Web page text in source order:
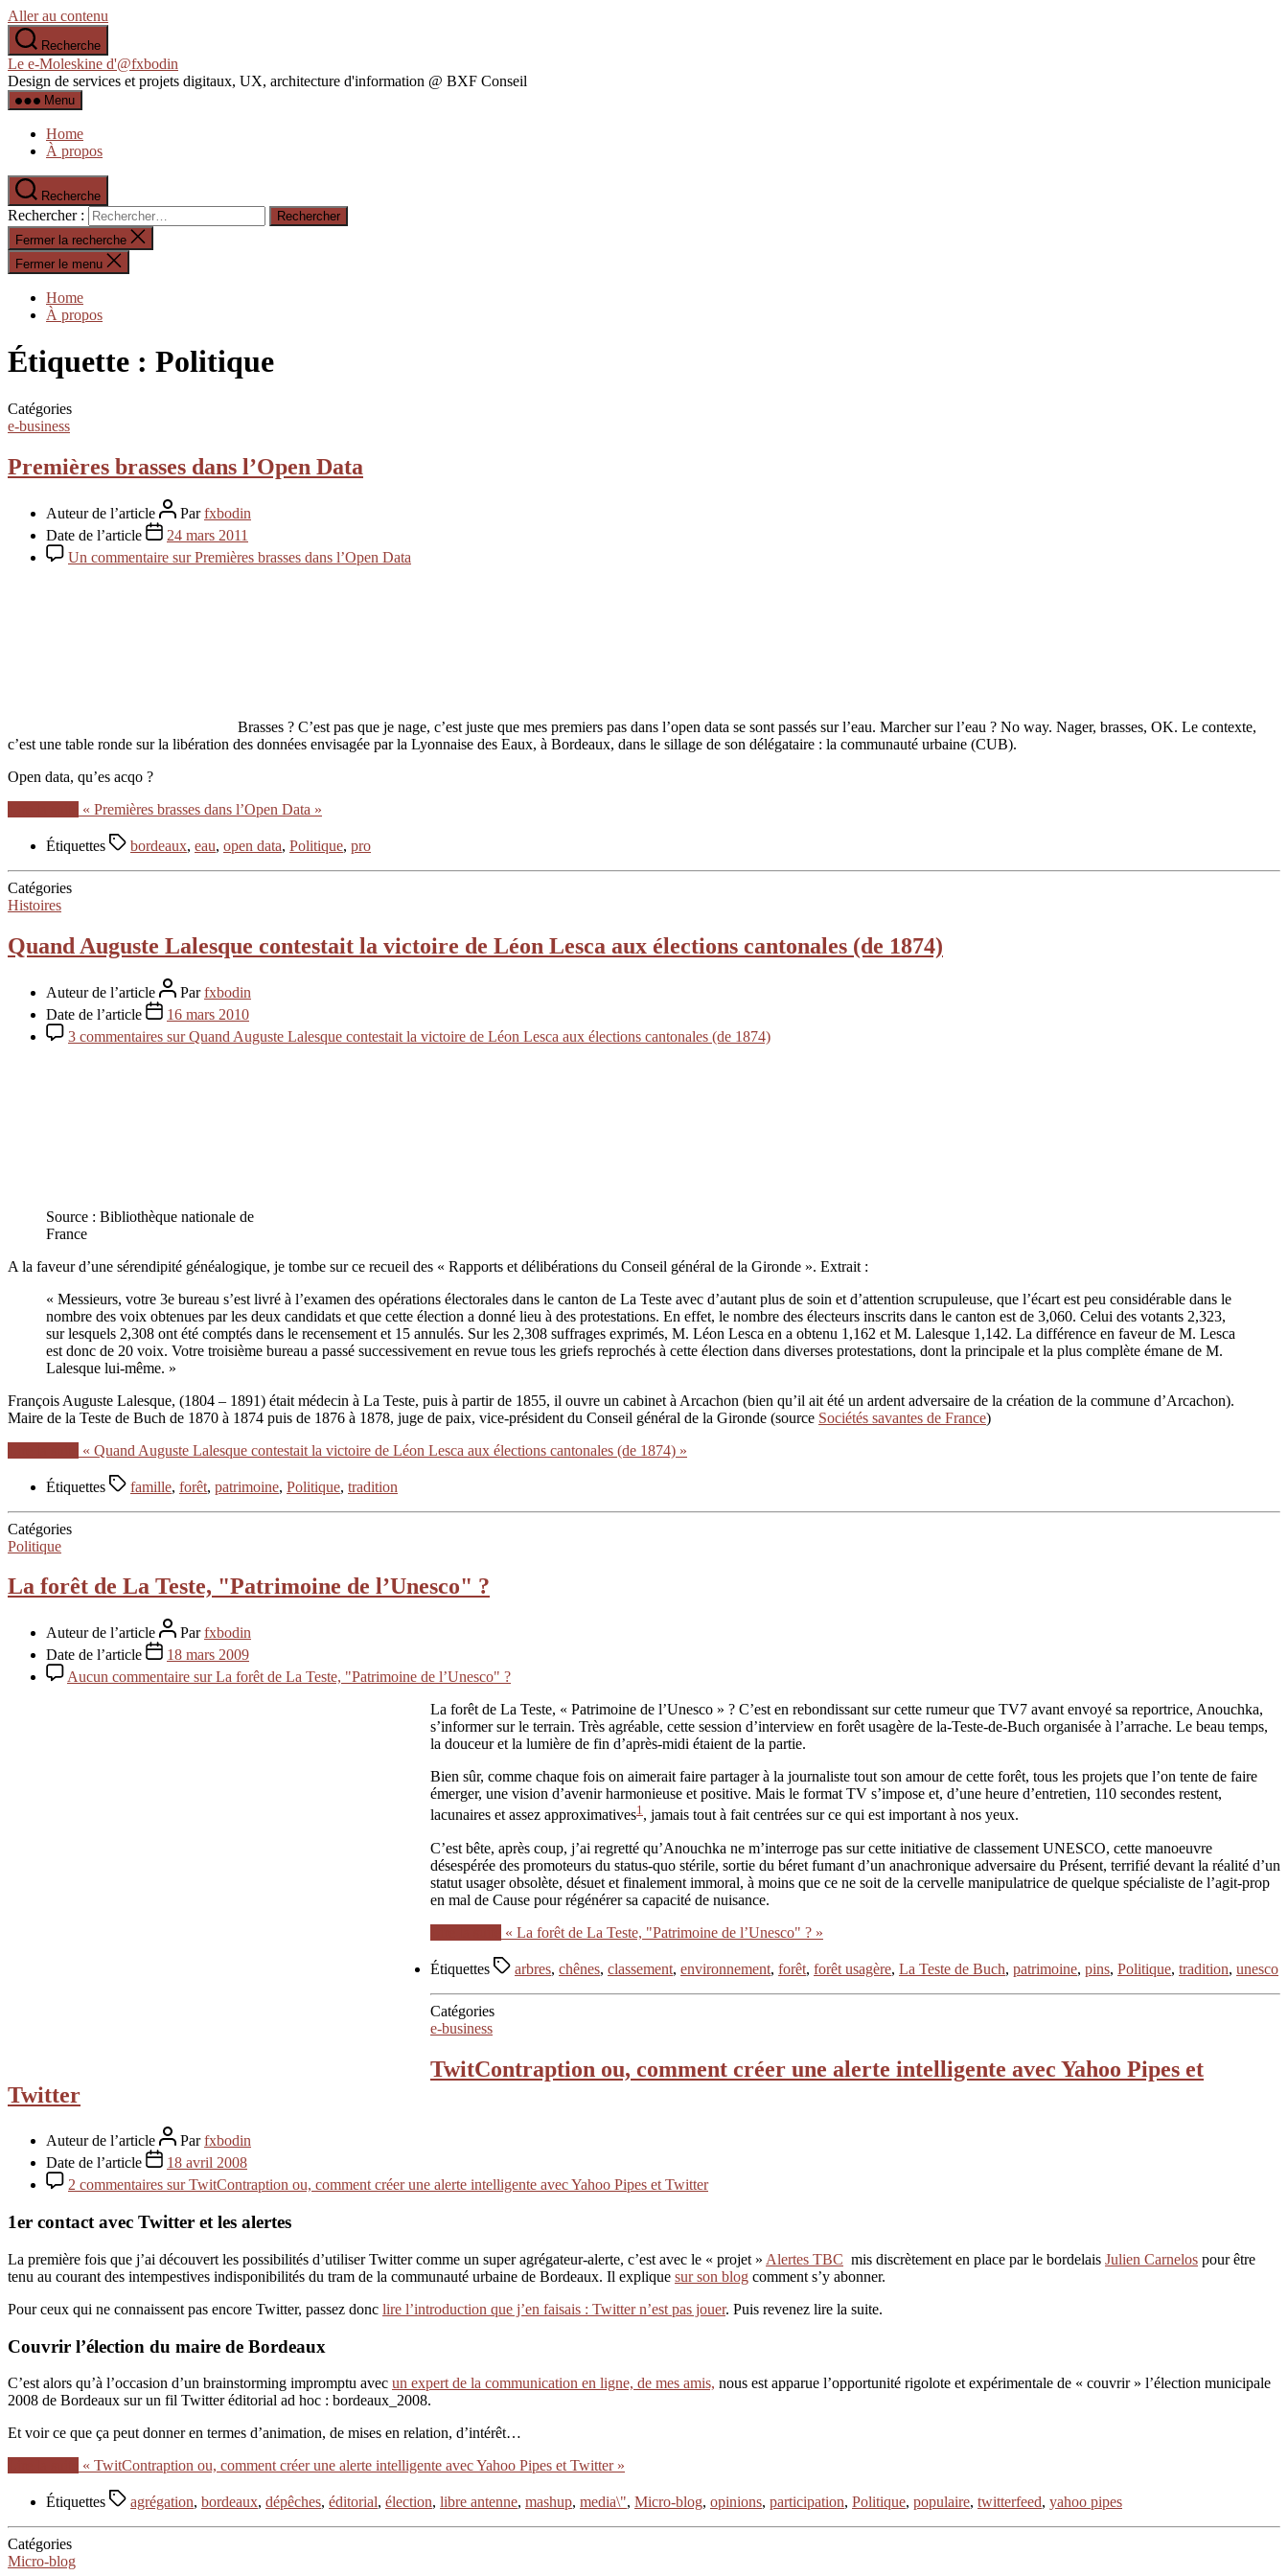
Aller au contenu
Recherche
Le e-Moleskine d'@fxbodin
Design de services et projets digitaux, UX, architecture d'information @ BXF Conseil
Menu
Home
À propos
Recherche
Rechercher :
Fermer la recherche
Fermer le menu
Home
À propos
Étiquette : Politique
Catégories
e-business
Premières brasses dans l’Open Data
Auteur de l’article Parfxbodin
Date de l’article
24 mars 2011
Un commentaire sur Premières brasses dans l’Open Data
Brasses ? C’est pas que je nage, c’est juste que mes premiers pas dans l’open data se sont passés sur l’eau. Marcher sur l’eau ? No way. Nager, brasses, OK. Le contexte,
c’est une table ronde sur la libération des données envisagée par la Lyonnaise des Eaux, à Bordeaux, dans le sillage de son délégataire : la communauté urbaine (CUB).
Open data, qu’es acqo ?
« Premières brasses dans l’Open Data »
Étiquettes bordeaux, eau, open data, Politique, pro
Catégories
Histoires
Quand Auguste Lalesque contestait la victoire de Léon Lesca aux élections cantonales (de 1874)
Auteur de l’article Parfxbodin
Date de l’article
16 mars 2010
3 commentaires sur Quand Auguste Lalesque contestait la victoire de Léon Lesca aux élections cantonales (de 1874)
Source : Bibliothèque nationale de
France
A la faveur d’une sérendipité généalogique, je tombe sur ce recueil des « Rapports et délibérations du Conseil général de la Gironde ». Extrait :
« Messieurs, votre 3e bureau s’est livré à l’examen des opérations électorales dans le canton de La Teste avec d’autant plus de soin et d’attention scrupuleuse, que l’écart est peu considérable dans le
nombre des voix obtenues par les deux candidats et que cette élection a donné lieu à des protestations. En effet, le nombre des électeurs inscrits dans le canton est de 3,060. Celui des votants 2,323,
sur lesquels 2,308 ont été comptés dans le recensement et 15 annulés. Sur les 2,308 suffrages exprimés, M. Léon Lesca en a obtenu 1,162 et M. Lalesque 1,142. La différence en faveur de M. Lesca
est donc de 20 voix. Votre troisième bureau a passé successivement en revue tous les griefs reprochés à cette élection dans diverses protestations, dont la principale et la plus complète émane de M.
Lalesque lui-même. »
François Auguste Lalesque, (1804 – 1891) était médecin à La Teste, puis à partir de 1855, il ouvre un cabinet à Arcachon (bien qu’il ait été un ardent adversaire de la création de la commune d’Arcachon).
Maire de la Teste de Buch de 1870 à 1874 puis de 1876 à 1878, juge de paix, vice-président du Conseil général de la Gironde (source Sociétés savantes de France)
« Quand Auguste Lalesque contestait la victoire de Léon Lesca aux élections cantonales (de 1874) »
Étiquettes famille, forêt, patrimoine, Politique, tradition
Catégories
Politique
La forêt de La Teste, "Patrimoine de l’Unesco" ?
Auteur de l’article Parfxbodin
Date de l’article
18 mars 2009
Aucun commentaire sur La forêt de La Teste, "Patrimoine de l’Unesco" ?
La forêt de La Teste, « Patrimoine de l’Unesco » ? C’est en rebondissant sur cette rumeur que TV7 avant envoyé sa reportrice, Anouchka,
s’informer sur le terrain. Très agréable, cette session d’interview en forêt usagère de la-Teste-de-Buch organisée à l’arrache. Le beau temps,
la douceur et la lumière de fin d’après-midi étaient de la partie.
Bien sûr, comme chaque fois on aimerait faire partager à la journaliste tout son amour de cette forêt, tous les projets que l’on tente de faire
émerger, une vision d’avenir harmonieuse et positive. Mais le format TV s’impose et, d’une heure d’entretien, 110 secondes restent,
lacunaires et assez approximatives1, jamais tout à fait centrées sur ce qui est important à nos yeux.
C’est bête, après coup, j’ai regretté qu’Anouchka ne m’interroge pas sur cette initiative de classement UNESCO, cette manoeuvre
désespérée des promoteurs du status-quo stérile, sortie du béret fumant d’un anachronique adversaire du Présent, terrifié devant la réalité d’un
statut usager obsolète, désuet et finalement immoral, à moins que ce ne soit de la cervelle manipulatrice de quelque spécialiste de l’agit-prop
en mal de Cause pour régénérer sa capacité de nuisance.
« La forêt de La Teste, "Patrimoine de l’Unesco" ? »
Étiquettes arbres, chênes, classement, environnement, forêt, forêt usagère, La Teste de Buch, patrimoine, pins, Politique, tradition, unesco
Catégories
e-business
TwitContraption ou, comment créer une alerte intelligente avec Yahoo Pipes et
Twitter
Auteur de l’article Parfxbodin
Date de l’article
18 avril 2008
2 commentaires sur TwitContraption ou, comment créer une alerte intelligente avec Yahoo Pipes et Twitter
1er contact avec Twitter et les alertes
La première fois que j’ai découvert les possibilités d’utiliser Twitter comme un super agrégateur-alerte, c’est avec le « projet » Alertes TBC mis discrètement en place par le bordelais Julien Carnelos pour être
tenu au courant des intempestives indisponibilités du tram de la communauté urbaine de Bordeaux. Il explique sur son blog comment s’y abonner.
Pour ceux qui ne connaissent pas encore Twitter, passez donc lire l’introduction que j’en faisais : Twitter n’est pas jouer. Puis revenez lire la suite.
Couvrir l’élection du maire de Bordeaux
C’est alors qu’à l’occasion d’un brainstorming impromptu avec un expert de la communication en ligne, de mes amis, nous est apparue l’opportunité rigolote et expérimentale de « couvrir » l’élection municipale
2008 de Bordeaux sur un fil Twitter éditorial ad hoc : bordeaux_2008.
Et voir ce que ça peut donner en termes d’animation, de mises en relation, d’intérêt…
« TwitContraption ou, comment créer une alerte intelligente avec Yahoo Pipes et Twitter »
Étiquettes agrégation, bordeaux, dépêches, éditorial, élection, libre antenne, mashup, media\", Micro-blog, opinions, participation, Politique, populaire, twitterfeed, yahoo pipes
Catégories
Micro-blog